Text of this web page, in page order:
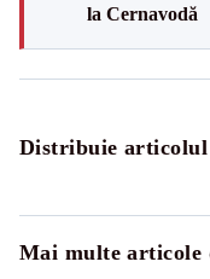
la Cernavodă
Distribuie articolul
Mai multe articole